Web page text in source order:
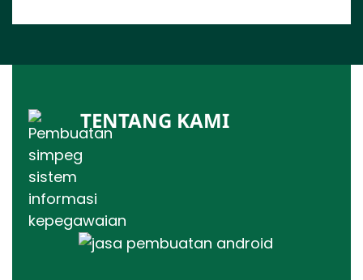
TENTANG KAMI